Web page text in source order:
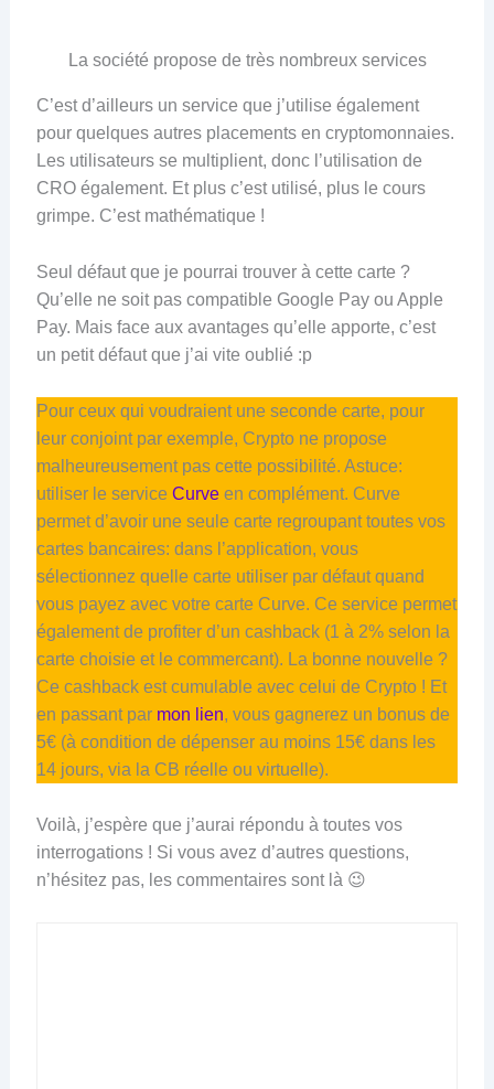
La société propose de très nombreux services
C’est d’ailleurs un service que j’utilise également
pour quelques autres placements en cryptomonnaies.
Les utilisateurs se multiplient, donc l’utilisation de
CRO également. Et plus c’est utilisé, plus le cours
grimpe. C’est mathématique !
Seul défaut que je pourrai trouver à cette carte ?
Qu’elle ne soit pas compatible Google Pay ou Apple
Pay. Mais face aux avantages qu’elle apporte, c’est
un petit défaut que j’ai vite oublié :p
Pour ceux qui voudraient une seconde carte, pour
leur conjoint par exemple, Crypto ne propose
malheureusement pas cette possibilité. Astuce:
utiliser le service Curveen complément. Curve
permet d’avoir une seule carte regroupant toutes vos
cartes bancaires: dans l’application, vous
sélectionnez quelle carte utiliser par défaut quand
vous payez avec votre carte Curve. Ce service permet
également de profiter d’un cashback (1 à 2% selon la
carte choisie et le commercant). La bonne nouvelle ?
Ce cashback est cumulable avec celui de Crypto ! Et
en passant par mon lien, vous gagnerez un bonus de
5€ (à condition de dépenser au moins 15€ dans les
14 jours, via la CB réelle ou virtuelle).
Voilà, j’espère que j’aurai répondu à toutes vos
interrogations ! Si vous avez d’autres questions,
n’hésitez pas, les commentaires sont là 😉